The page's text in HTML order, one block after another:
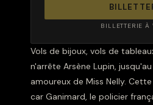
Vols de bijoux, vols de
n'arrête Arsène Lupin,
amoureux de Miss Nelly.
car Ganimard, le policier
BILLETTERIE À